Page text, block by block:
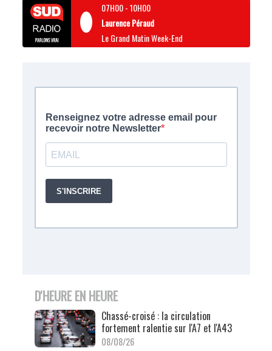
07H00-10H00
Laurence Péraud
Le Grand Matin Week-End
D'HEURE EN HEURE
Chassé-croisé : la circulation
fortement ralentie sur l'A7 et l'A43
08/08/26